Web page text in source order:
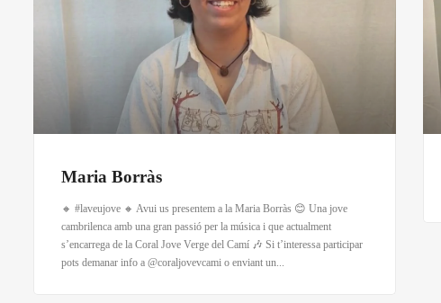
Maria Borràs
🔸 #laveujove 🔸 Avui us presentem a la Maria Borràs 😊 Una jove
cambrilenca amb una gran passió per la música i que actualment
s’encarrega de la Coral Jove Verge del Camí 🎶 Si t’interessa participar
pots demanar info a @coraljovevcami o enviant un...